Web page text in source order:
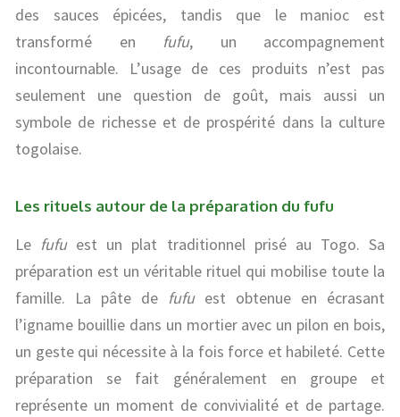
des sauces épicées, tandis que le manioc est
transformé en fufu, un accompagnement
incontournable. L’usage de ces produits n’est pas
seulement une question de goût, mais aussi un
symbole de richesse et de prospérité dans la culture
togolaise.
Les rituels autour de la préparation du fufu
Le fufuest un plat traditionnel prisé au Togo. Sa
préparation est un véritable rituel qui mobilise toute la
famille. La pâte de fufuest obtenue en écrasant
l’igname bouillie dans un mortier avec un pilon en bois,
un geste qui nécessite à la fois force et habileté. Cette
préparation se fait généralement en groupe et
représente un moment de convivialité et de partage.